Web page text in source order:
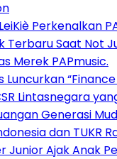
Perkenalkan
Terbaru Saat Not
Merek PAPmusic.
Luncurkan
Lintasnegara
Generasi
dan TUKR
Junior Ajak Anak